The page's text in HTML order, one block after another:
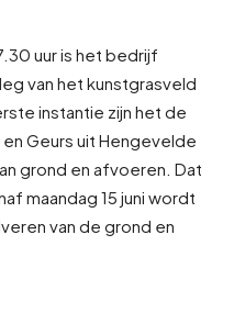
uur is het bedrijf
van het kunstgrasveld
instantie zijn het de
Geurs uit Hengevelde
grond en afvoeren. Dat
maandag 15 juni wordt
van de grond en